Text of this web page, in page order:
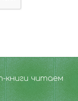
книги читаем